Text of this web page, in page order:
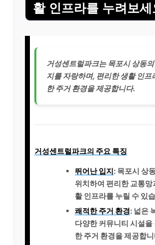
활 인프라를 누려보세
거성센트럴파크는 목포시 상동
지를 자랑하며, 편리한 생활 인프
한 주거 환경을 제공합니다.
거성센트럴파크의 주요 특징
뛰어난 입지: 목포시 상
위치하여 편리한 교통망
활 인프라를 누릴 수 있
쾌적한 주거 환경: 넓은
다양한 커뮤니티 시설을
한 주거 환경을 제공합